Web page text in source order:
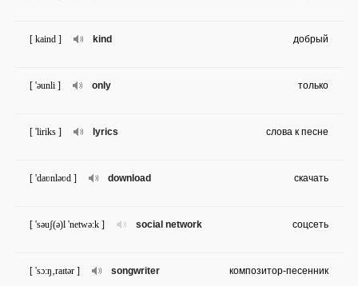
kind
[ kaind ] добрый
only
[ 'əunli ] только
lyrics
[ 'liriks ] слова к песне
download
[ 'daʋnləʋd ] скачать
social network
[ 'səuʃ(ə)l 'netwə:k ] соцсеть
songwriter
[ 'sɔ:ŋ‚raɪtər ] композитор-песенник